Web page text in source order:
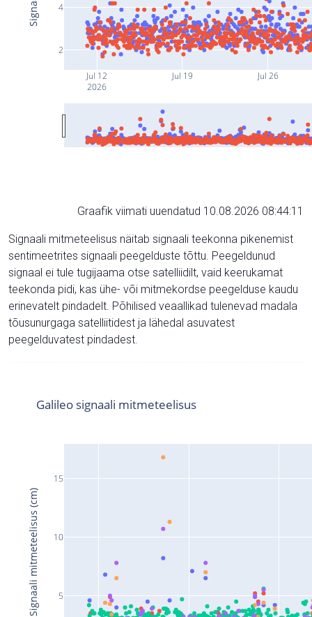
Jul 12
2026
Jul 19 Jul 26
2
4
Graafik viimati uuendatud 10.08.2026 08:44:11
Signaali mitmeteelisus näitab signaali teekonna pikenemist
sentimeetrites signaali peegelduste tõttu. Peegeldunud
signaal ei tule tugijaama otse satelliidilt, vaid keerukamat
teekonda pidi, kas ühe- või mitmekordse peegelduse kaudu
erinevatelt pindadelt. Põhilised veaallikad tulenevad madala
tõusunurgaga satelliitidest ja lähedal asuvatest
peegelduvatest pindadest.
5
10
15
Galileo signaali mitmeteelisus
Signaali mitmeteelisus (cm)